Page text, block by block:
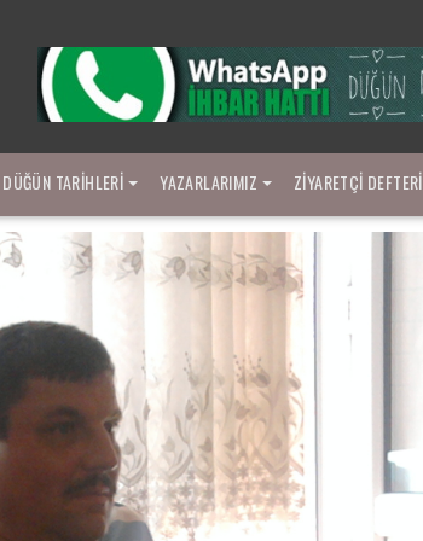
DÜĞÜN TARIHLERI YAZARLARIMIZ ZIYARETÇI DEFTERI